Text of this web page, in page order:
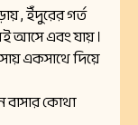
, ইঁদুরের গর্ত
আসে এবং যায় ।
একসাথে দিয়ে
বাসার কোথা